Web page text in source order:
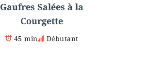
Gaufres Salées à la
Courgette
45 min Débutant